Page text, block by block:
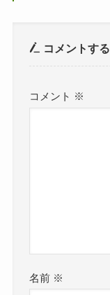
コメントする
コメント ※
名前 ※